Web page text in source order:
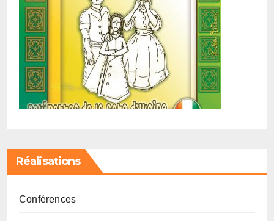
Réalisations
Conférences